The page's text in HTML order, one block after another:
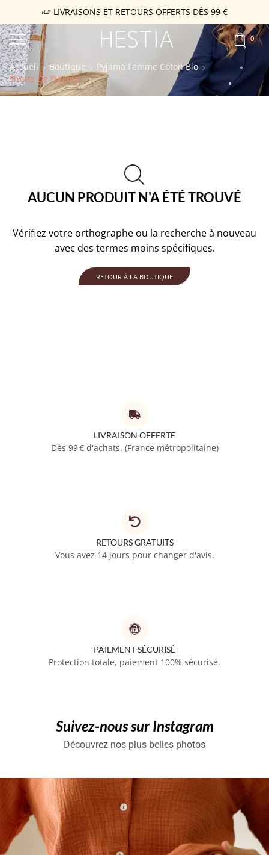
LIVRAISONS ET RETOURS OFFERTS DÈS 99 €
0
Accueil Boutique
Pyjama Femme Coton Bio
Shorts De Pyjama
AUCUN PRODUIT N'A ÉTÉ TROUVÉ
Vérifiez votre orthographe ou la recherche à nouveau
avec des termes moins spécifiques.
RETOUR À LA BOUTIQUE
LIVRAISON OFFERTE
Dès 99 € d'achats. (France métropolitaine)
RETOURS GRATUITS
Vous avez 14 jours pour changer d'avis.
PAIEMENT SÉCURISÉ
Protection totale, paiement 100% sécurisé.
Suivez-nous sur Instagram
Découvrez nos plus belles photos